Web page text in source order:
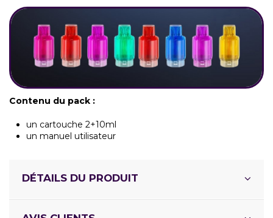
Contenu du pack :
un cartouche 2+10ml
un manuel utilisateur
DÉTAILS DU PRODUIT